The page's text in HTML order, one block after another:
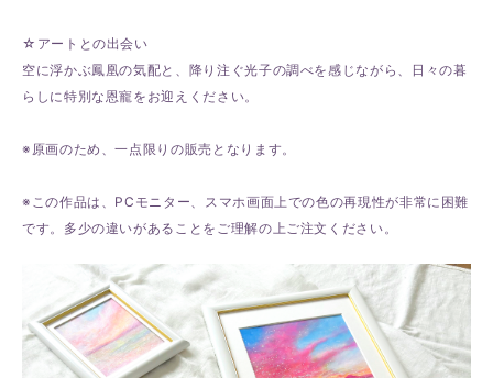
☆アートとの出会い
空に浮かぶ鳳凰の気配と、降り注ぐ光子の調べを感じながら、日々の暮
らしに特別な恩寵をお迎えください。
※原画のため、一点限りの販売となります。
※この作品は、PCモニター、スマホ画面上での色の再現性が非常に困難
です。多少の違いがあることをご理解の上ご注文ください。